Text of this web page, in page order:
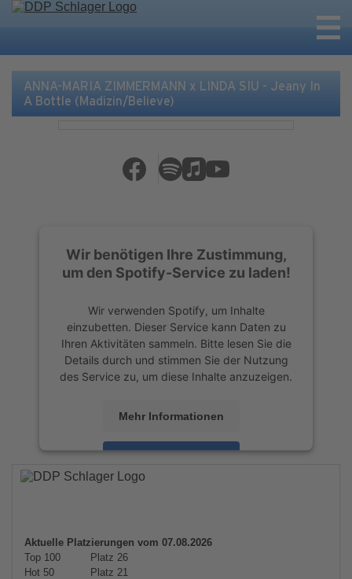
ANNA-MARIA ZIMMERMANN x LINDA SIU - Jeany In
A Bottle (Madizin/Believe)
Wir benötigen Ihre Zustimmung,
um den Spotify-Service zu laden!
Wir verwenden Spotify, um Inhalte
einzubetten. Dieser Service kann Daten zu
Ihren Aktivitäten sammeln. Bitte lesen Sie die
Details durch und stimmen Sie der Nutzung
des Service zu, um diese Inhalte anzuzeigen.
Mehr Informationen
Akzeptieren
powered by
Aktuelle Platzierungen vom 07.08.2026
Top 100
Platz 26
Hot 50
Platz 21